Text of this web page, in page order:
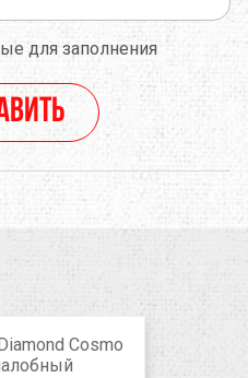
для заполнения
Cosmo